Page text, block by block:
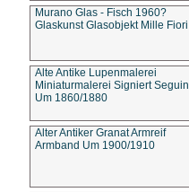
Murano Glas - Fisch 1960?
Glaskunst Glasobjekt Mille Fiori
Alte Antike Lupenmalerei
Miniaturmalerei Signiert Seguin
Um 1860/1880
Alter Antiker Granat Armreif
Armband Um 1900/1910